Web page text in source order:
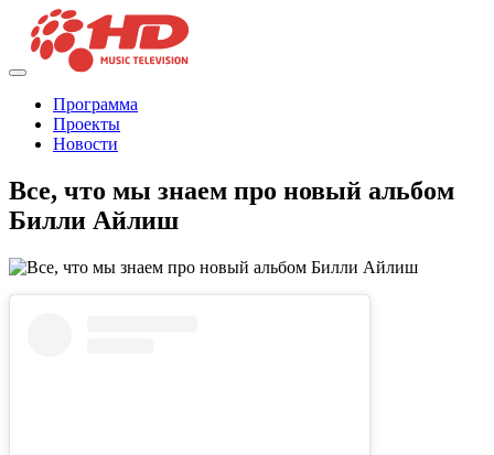
Программа
Проекты
Новости
Все, что мы знаем про новый альбом
Билли Айлиш